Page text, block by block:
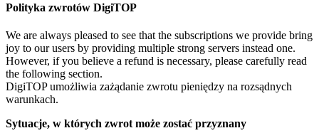
Polityka zwrotów DigiTOP
We are always pleased to see that the subscriptions we provide bring
joy to our users by providing multiple strong servers instead one.
However, if you believe a refund is necessary, please carefully read
the following section.
DigiTOP umożliwia zażądanie zwrotu pieniędzy na rozsądnych
warunkach.
Sytuacje, w których zwrot może zostać przyznany